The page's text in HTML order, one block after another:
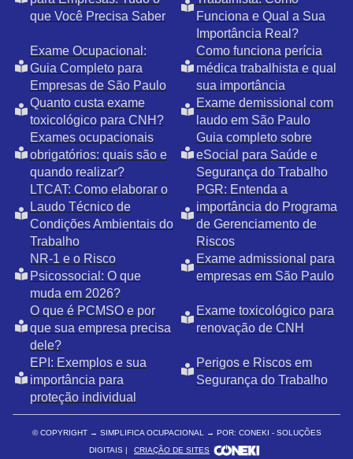
que Você Precisa Saber
Funciona e Qual a Sua
Importância Real?
Exame Ocupacional:
Guia Completo para
Empresas de São Paulo
Como funciona perícia
médica trabalhista e qual
sua importância
Quanto custa exame
toxicológico para CNH?
Exame demissional com
laudo em São Paulo
Exames ocupacionais
obrigatórios: quais são e
quando realizar?
Guia completo sobre
eSocial para Saúde e
Segurança do Trabalho
LTCAT: Como elaborar o
Laudo Técnico de
Condições Ambientais do
Trabalho
PGR: Entenda a
importância do Programa
de Gerenciamento de
Riscos
NR-1 e o Risco
Psicossocial: O que
muda em 2026?
Exame admissional para
empresas em São Paulo
O que é PCMSO e por
que sua empresa precisa
dele?
Exame toxicológico para
renovação de CNH
EPI: Exemplos e sua
importância para
proteção individual
Perigos e Riscos em
Segurança do Trabalho
© COPYRIGHT → SIMPLIFICA OCUPACIONAL → POR: CONEKI - SOLUÇÕES
DIGITAIS |
CRIAÇÃO DE SITES